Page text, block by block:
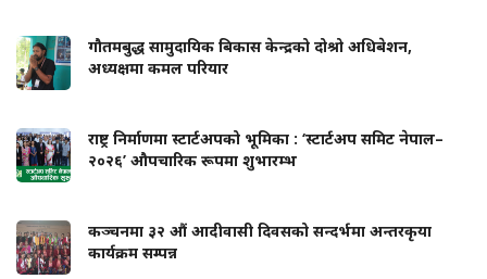
गौतमबुद्ध सामुदायिक बिकास केन्द्रको दोश्रो अधिबेशन,
अध्यक्षमा कमल परियार
राष्ट्र निर्माणमा स्टार्टअपको भूमिका : ‘स्टार्टअप समिट नेपाल–
२०२६’ औपचारिक रूपमा शुभारम्भ
कञ्चनमा ३२ औं आदीवासी दिवसको सन्दर्भमा अन्तरकृया
कार्यक्रम सम्पन्न